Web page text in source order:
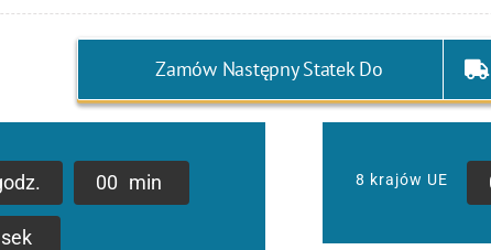
Zamów Następny Statek Do
00 min
sek
8 krajów UE